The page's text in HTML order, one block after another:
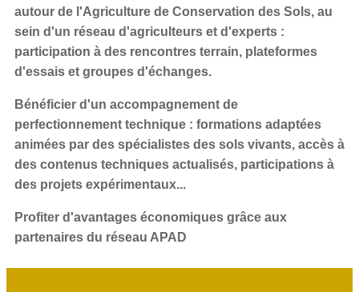
autour de l'Agriculture de Conservation des Sols, au
sein d'un réseau d'agriculteurs et d'experts :
participation à des rencontres terrain, plateformes
d'essais et groupes d'échanges.
Bénéficier d'un accompagnement de
perfectionnement technique : formations adaptées
animées par des spécialistes des sols vivants, accès à
des contenus techniques actualisés, participations à
des projets expérimentaux...
Profiter d'avantages économiques grâce aux
partenaires du réseau APAD